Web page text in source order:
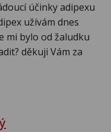
účinky adipexu
užívám dnes
mi bylo od žaludku
děkuji Vám za